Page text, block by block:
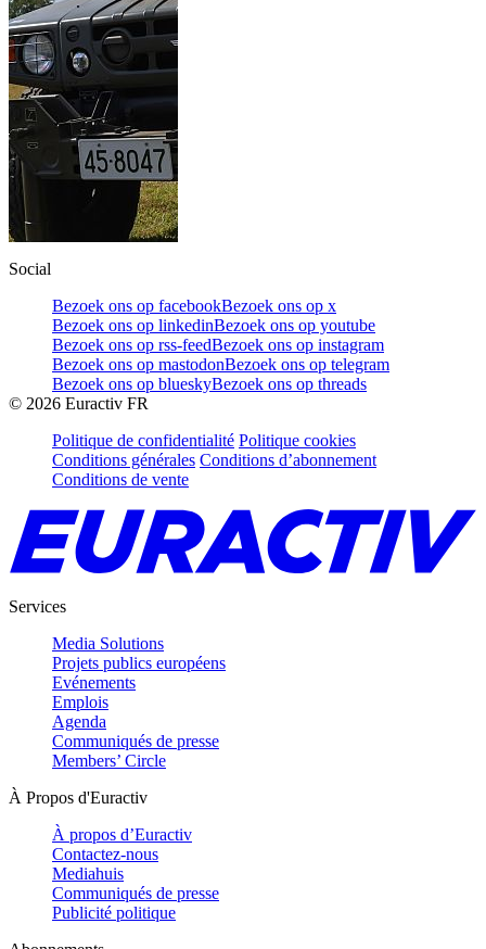
Social
Bezoek ons op facebookBezoek ons op x
Bezoek ons op linkedinBezoek ons op youtube
Bezoek ons op rss-feedBezoek ons op instagram
Bezoek ons op mastodonBezoek ons op telegram
Bezoek ons op blueskyBezoek ons op threads
© 2026 Euractiv FR
Politique de confidentialité Politique cookies
Conditions générales Conditions d’abonnement
Conditions de vente
Services
Media Solutions
Projets publics européens
Evénements
Emplois
Agenda
Communiqués de presse
Members’ Circle
À Propos d'Euractiv
À propos d’Euractiv
Contactez-nous
Mediahuis
Communiqués de presse
Publicité politique